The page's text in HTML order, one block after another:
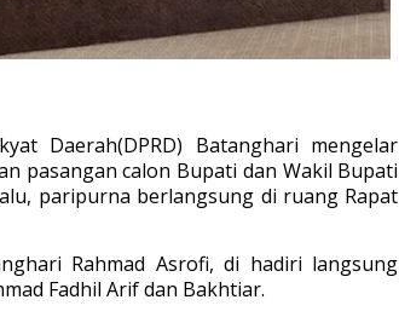
Daerah(DPRD) Batanghari mengelar
pasangan calon Bupati dan Wakil Bupati
paripurna berlangsung di ruang Rapat
Rahmad Asrofi, di hadiri langsung
Fadhil Arif dan Bakhtiar.